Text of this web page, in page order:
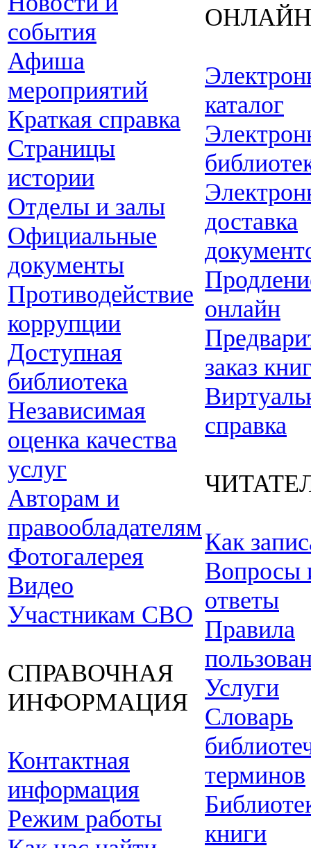
события
Афиша
мероприятий
Краткая справка
Страницы
истории
Отделы и залы
Официальные
документы
Противодействие
коррупции
Доступная
библиотека
Независимая
оценка качества
услуг
Авторам и
правообладателям
Фотогалерея
Видео
Участникам СВО
СПРАВОЧНАЯ
ИНФОРМАЦИЯ
Контактная
информация
Режим работы
ОНЛАЙН
каталог
доставка
онлайн
заказ
справка
Как
Вопросы
ответы
Правила
Услуги
Словарь
терминов
книги